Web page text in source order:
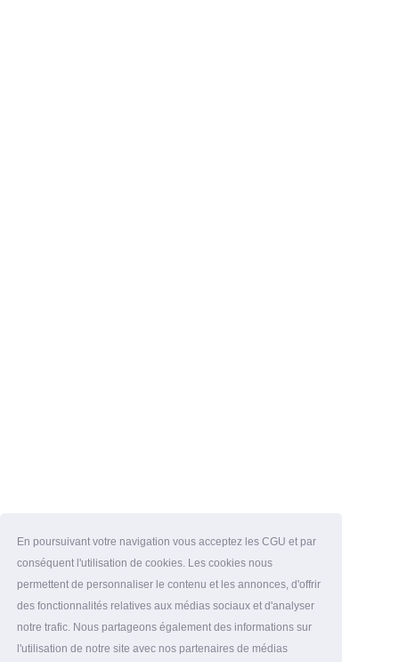
En poursuivant votre navigation vous acceptez les CGU et par
conséquent l'utilisation de cookies. Les cookies nous
permettent de personnaliser le contenu et les annonces, d'offrir
des fonctionnalités relatives aux médias sociaux et d'analyser
notre trafic. Nous partageons également des informations sur
l'utilisation de notre site avec nos partenaires de médias